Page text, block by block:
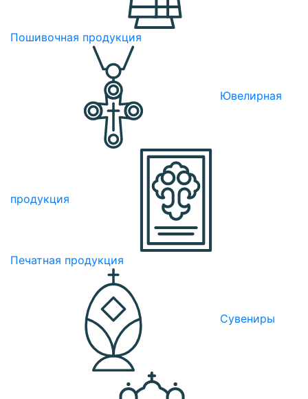
Пошивочная продукция
Ювелирная
продукция
Печатная продукция
Сувениры